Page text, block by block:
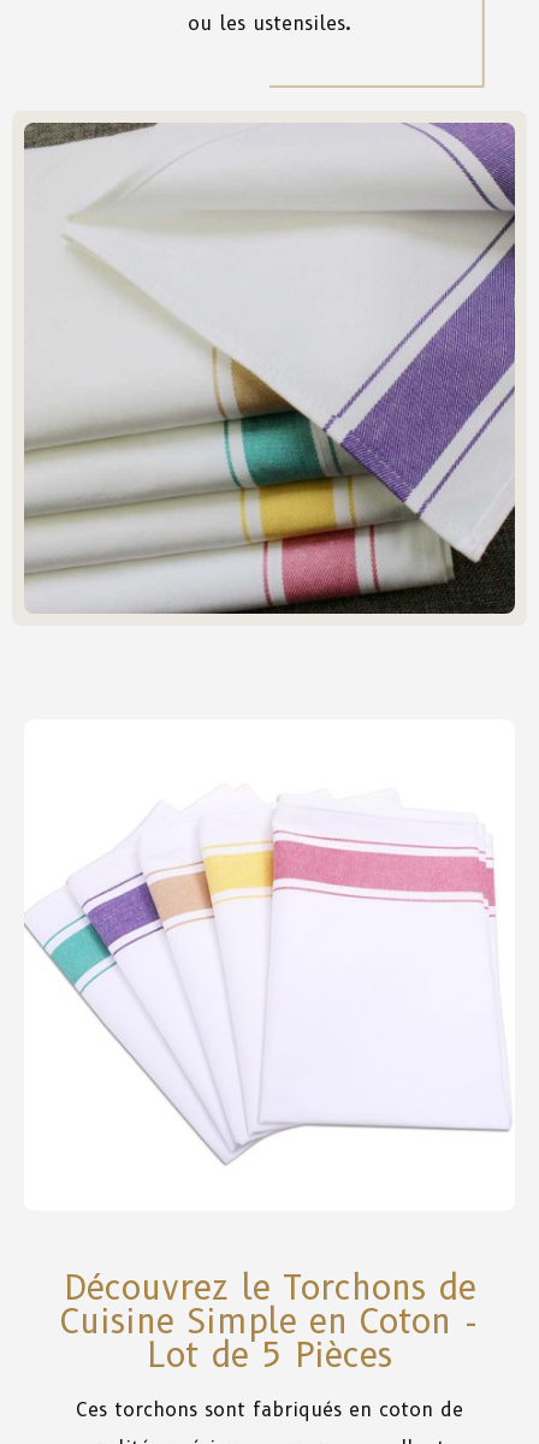
ou les ustensiles.
Découvrez le Torchons de
Cuisine Simple en Coton -
Lot de 5 Pièces
Ces torchons sont fabriqués en coton de